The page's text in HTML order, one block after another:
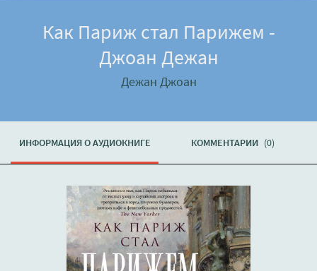
Как Париж стал Парижем -
Джоан Дежан
Дежан Джоан
ИНФОРМАЦИЯ О АУДИОКНИГЕ КОММЕНТАРИИ (0)